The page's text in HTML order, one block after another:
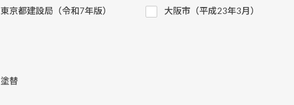
東京都建設局（令和7年版） 大阪市（平成23年3月）
塗替